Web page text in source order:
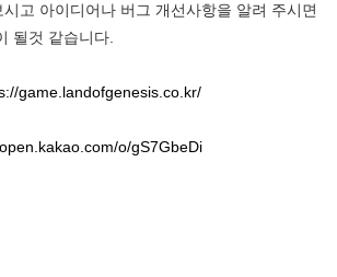
고 아이디어나 버그 개선사항을 알려 주시면
될것 같습니다.
game.landofgenesis.co.kr/
o/gS7GbeDi